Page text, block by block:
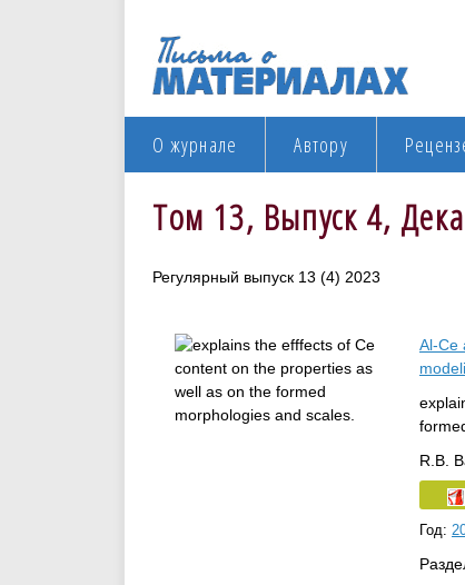
О журнале Автору
Том 13, Выпуск 4,
Регулярный выпуск 13 (4) 2023
Al-Ce
R.B.
Год: